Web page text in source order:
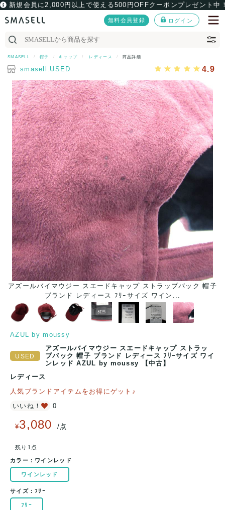
新規会員に2,000円以上で使える500円OFFクーポンプレゼント中
無料会員登録 ログイン
SMASELL 帽子 キャップ レディース 商品詳細
smasell.USED 4.9
アズールバイマウジー スエードキャップ ストラップバック 帽子
ブランド レディース ﾌﾘｰサイズ ワイン...
AZUL by moussy
アズールバイマウジー スエードキャップ ストラッ
プバック 帽子 ブランド レディース ﾌﾘｰサイズ ワイ
ンレッド AZUL by moussy 【中古】
レディース
人気ブランドアイテムをお得にゲット♪
いいね！
0
¥3,080 /点
残り1点
カラー： ワインレッド
ワインレッド
サイズ：ﾌﾘｰ
ﾌﾘｰ